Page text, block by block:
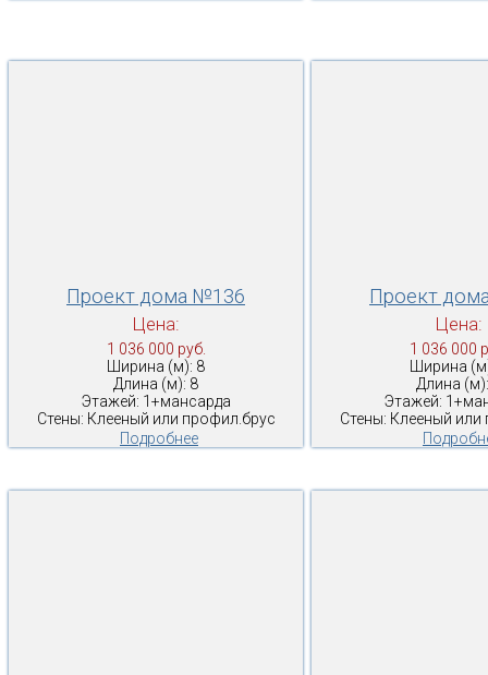
Проект дома №136
Цена:
1 036 000 руб.
Ширина (м): 8
Длина (м): 8
Этажей: 1+мансарда
Стены: Клееный или профил.брус
Подробнее
Проект
Цена:
1 036 000
Ширина
Длина
Этажей:
Стены: Клееный или